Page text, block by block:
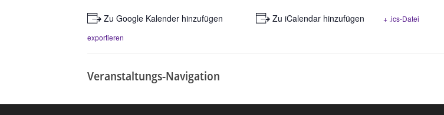
+ Zu Google Kalender hinzufügen + Zu iCalendar hinzufügen
+ .ics-Datei
exportieren
Veranstaltungs-Navigation